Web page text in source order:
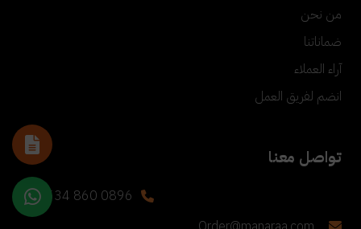
من نحن
ضماناتنا
آراء العملاء
انضم لفريق العمل
تواصل معنا
+90 534 860 0896